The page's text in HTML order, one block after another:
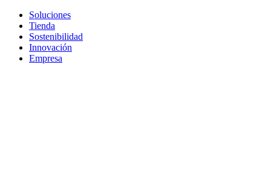
Soluciones
Tienda
Sostenibilidad
Innovación
Empresa